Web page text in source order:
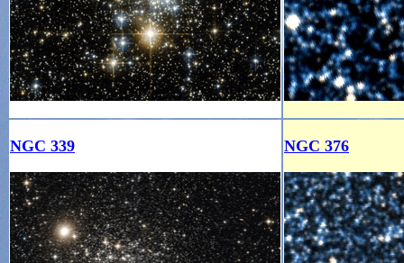
NGC 339 NGC 376